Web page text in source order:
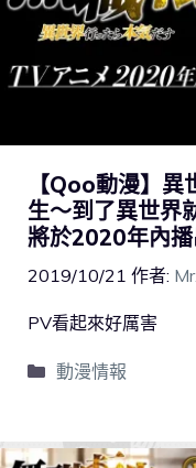
【Qoo動漫】
生～到了異世界
將於2020年內
2019/10/21 作者:
PV看起來好厲害
動漫情報